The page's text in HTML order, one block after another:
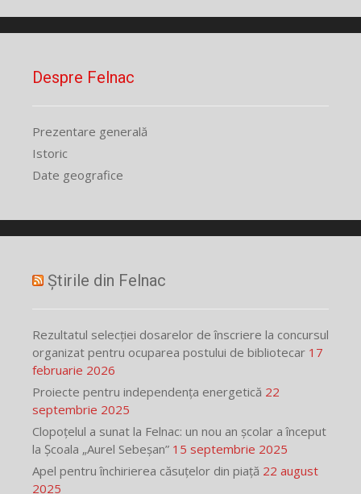
Despre Felnac
Prezentare generală
Istoric
Date geografice
Știrile din Felnac
Rezultatul selecției dosarelor de înscriere la concursul
organizat pentru ocuparea postului de bibliotecar 17
februarie 2026
Proiecte pentru independența energetică 22
septembrie 2025
Clopoțelul a sunat la Felnac: un nou an școlar a început
la Școala „Aurel Sebeșan” 15 septembrie 2025
Apel pentru închirierea căsuțelor din piață 22 august
2025